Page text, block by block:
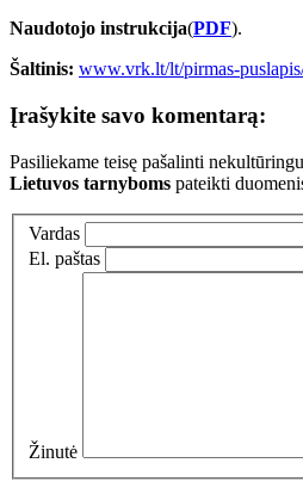
Naudotojo instrukcija(PDF).
Šaltinis: www.vrk.lt/lt/pirmas-
Įrašykite savo komentarą:
Pasiliekame teisę pašalinti
Lietuvos tarnyboms pateikti
Vardas
El. paštas
Žinutė